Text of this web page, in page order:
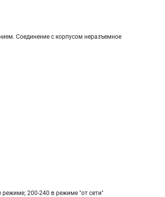
Соединение с корпусом неразъемное
режиме; 200-240 в режиме "от сети"